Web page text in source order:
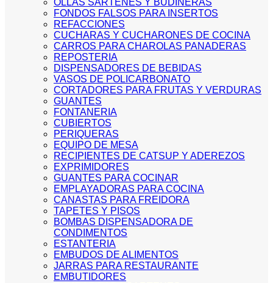
OLLAS SARTENES Y BUDINERAS
FONDOS FALSOS PARA INSERTOS
REFACCIONES
CUCHARAS Y CUCHARONES DE COCINA
CARROS PARA CHAROLAS PANADERAS
REPOSTERIA
DISPENSADORES DE BEBIDAS
VASOS DE POLICARBONATO
CORTADORES PARA FRUTAS Y VERDURAS
GUANTES
FONTANERIA
CUBIERTOS
PERIQUERAS
EQUIPO DE MESA
RECIPIENTES DE CATSUP Y ADEREZOS
EXPRIMIDORES
GUANTES PARA COCINAR
EMPLAYADORAS PARA COCINA
CANASTAS PARA FREIDORA
TAPETES Y PISOS
BOMBAS DISPENSADORA DE
CONDIMENTOS
ESTANTERIA
EMBUDOS DE ALIMENTOS
JARRAS PARA RESTAURANTE
EMBUTIDORES